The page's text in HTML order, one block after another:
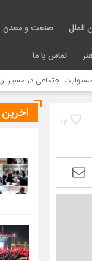
الملل صنعت و معدن
تماس با ما
در مسیر اربعین
13